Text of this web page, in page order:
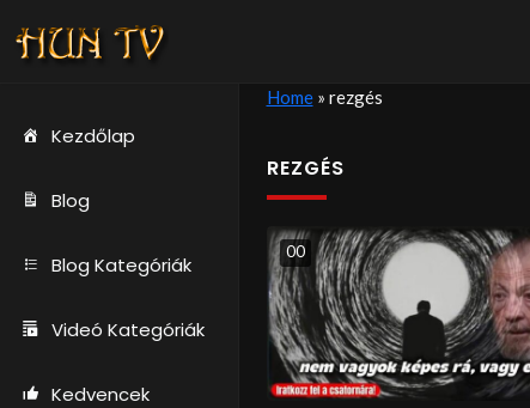
Kezdőlap
Blog
Blog Kategóriák
Videó Kategóriák
Kedvencek
Home» rezgés
REZGÉS
00